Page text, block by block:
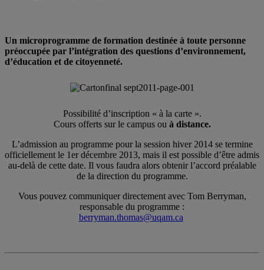
Un microprogramme de formation destinée à toute personne
préoccupée par l’intégration des questions d’environnement,
d’éducation et de citoyenneté.
Possibilité d’inscription « à la carte ».
Cours offerts sur le campus ou à distance.
L’admission au programme pour la session hiver 2014 se termine
officiellement le 1er décembre 2013, mais il est possible d’être admis
au-delà de cette date. Il vous faudra alors obtenir l’accord préalable
de la direction du programme.
Vous pouvez communiquer directement avec Tom Berryman,
responsable du programme :
berryman.thomas@uqam.ca